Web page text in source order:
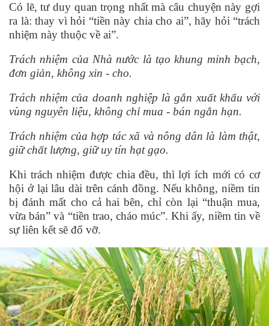
Có lẽ, tư duy quan trọng nhất mà câu chuyện này gợi
ra là: thay vì hỏi “tiền này chia cho ai”, hãy hỏi “trách
nhiệm này thuộc về ai”.
Trách nhiệm của Nhà nước là tạo khung minh bạch,
đơn giản, không xin - cho.
Trách nhiệm của doanh nghiệp là gắn xuất khẩu với
vùng nguyên liệu, không chỉ mua - bán ngắn hạn.
Trách nhiệm của hợp tác xã và nông dân là làm thật,
giữ chất lượng, giữ uy tín hạt gạo.
Khi trách nhiệm được chia đều, thì lợi ích mới có cơ
hội ở lại lâu dài trên cánh đồng. Nếu không, niềm tin
bị đánh mất cho cả hai bên, chỉ còn lại “thuận mua,
vừa bán” và “tiền trao, cháo múc”. Khi ấy, niềm tin về
sự liên kết sẽ đổ vỡ.